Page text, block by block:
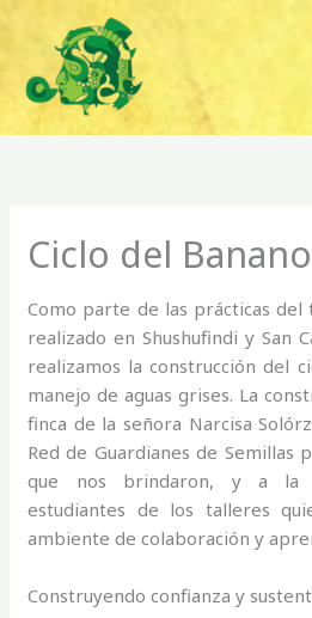
contenido
Ciclo del Banano
Como parte de las prácticas
realizado en Shushufindi y San
realizamos la construcción del
manejo de aguas grises. La
finca de la señora Narcisa
Red de Guardianes de Semillas
que nos brindaron, y a la
estudiantes de los talleres
ambiente de colaboración y
Construyendo confianza y